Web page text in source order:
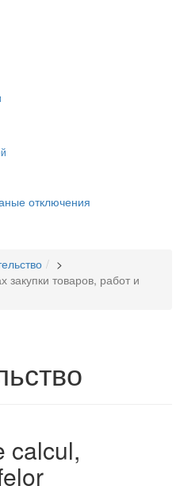
отключения
>
товаров, работ и
calcul,